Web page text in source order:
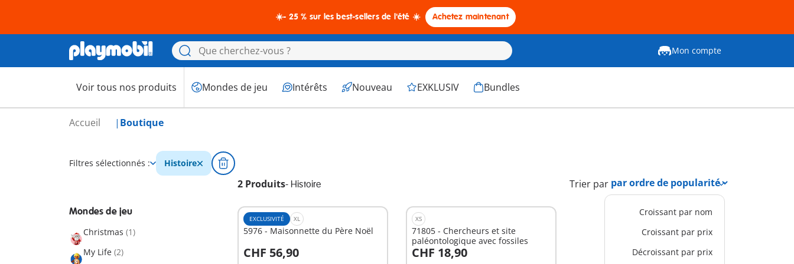
☀️- 25 % sur les best-sellers de l'été ☀️ Achetez maintenant
Mon compte
Voir tous nos produits Mondes de jeu Intérêts Nouveau EXKLUSIV Bundles
Accueil Boutique
Filtres sélectionnés : Histoire
2 Produits- Histoire Trier par
Croissant par nom
Croissant par prix
Décroissant par prix
Mondes de jeu
Christmas (1)
My Life (2)
EXCLUSIVITÉ XL
5976 - Maisonnette du Père Noël
CHF 56,90
XS
71805 - Chercheurs et site
paléontologique avec fossiles
CHF 18,90
Au panier